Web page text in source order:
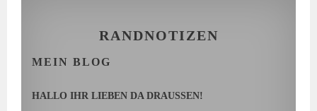
RANDNOTIZEN
MEIN BLOG
HALLO IHR LIEBEN DA DRAUSSEN!